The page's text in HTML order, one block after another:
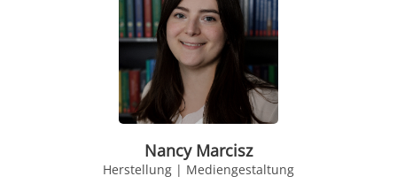
Nancy Marcisz
Herstellung | Mediengestaltung